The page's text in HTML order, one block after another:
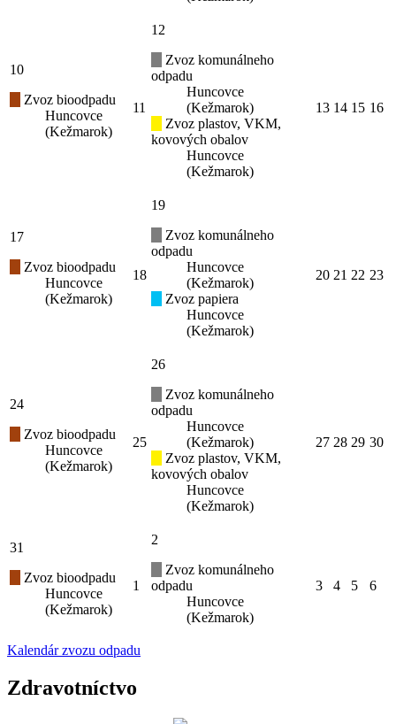
10
Zvoz bioodpadu
Huncovce
(Kežmarok)
11
12
Zvoz komunálneho
odpadu
Huncovce
(Kežmarok)
Zvoz plastov, VKM,
kovových obalov
Huncovce
(Kežmarok)
13 14 15 16
17
Zvoz bioodpadu
Huncovce
(Kežmarok)
18
19
Zvoz komunálneho
odpadu
Huncovce
(Kežmarok)
Zvoz papiera
Huncovce
(Kežmarok)
20 21 22 23
24
Zvoz bioodpadu
Huncovce
(Kežmarok)
25
26
Zvoz komunálneho
odpadu
Huncovce
(Kežmarok)
Zvoz plastov, VKM,
kovových obalov
Huncovce
(Kežmarok)
27 28 29 30
31
Zvoz bioodpadu
Huncovce
(Kežmarok)
1
2
Zvoz komunálneho
odpadu
Huncovce
(Kežmarok)
3 4 5 6
Kalendár zvozu odpadu
Zdravotníctvo